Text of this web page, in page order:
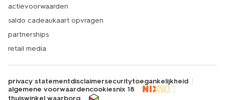
actievoorwaarden
saldo cadeaukaart opvragen
partnerships
retail media
privacy statementdisclaimersecuritytoegankelijkheid
algemene voorwaardencookiesnix 18
thuiswinkel waarborg